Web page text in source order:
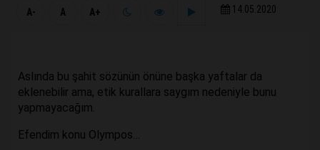
A- A A+ 14.05.2020
Aslında bu şahit sözünün önüne başka yaftalar da
eklenebilir ama, etik kurallara saygım nedeniyle bunu
yapmayacağım.
Efendim konu Olympos…